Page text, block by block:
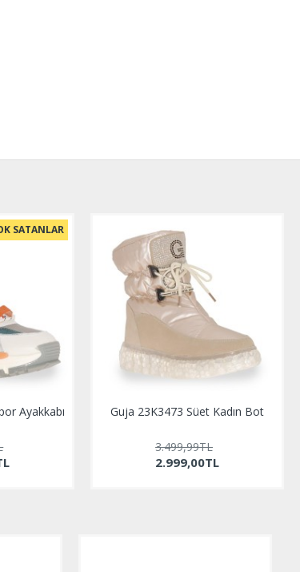
SATANLAR
Ayakkabı Guja 23K3473 Süet Kadın Bot
2.999,00TL
3.499,99TL